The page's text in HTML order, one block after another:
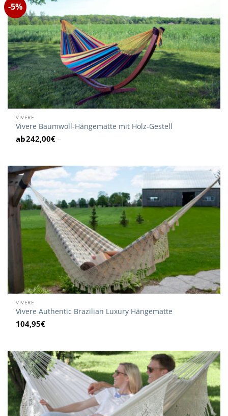
-5%
VIVERE
Vivere Baumwoll-Hängematte mit Holz-Gestell
242,00€ –
VIVERE
Vivere Authentic Brazilian Luxury Hängematte
104,95€